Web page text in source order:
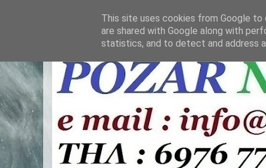
This site uses cookies from Google to
are shared with Google along with
statistics, and to detect and address